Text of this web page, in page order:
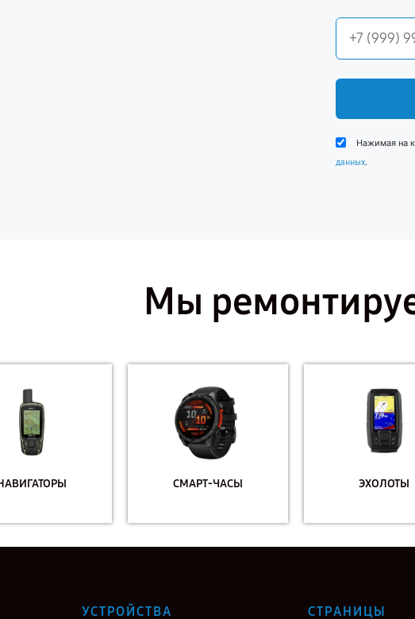
Нажимая на
данных.
Мы
СМАРТ-ЧАСЫ ЭХОЛОТЫ
УСТРОЙСТВА СТРАНИЦЫ